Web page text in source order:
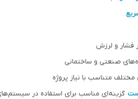
فشار و لرزش
صنعتی و ساختمانی
مختلف متناسب با نیاز پروژه
گزینه‌ای مناسب برای استفاده در